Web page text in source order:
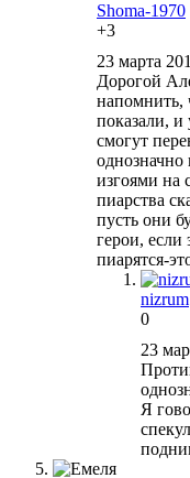
Shoma-1970
+3
23 марта
Дорогой
напомнить,
показали, и
смогут
однозначно
изгоями на
пиарства
пусть они
герои, если
пиарятся-
nizrum
0
23
Я